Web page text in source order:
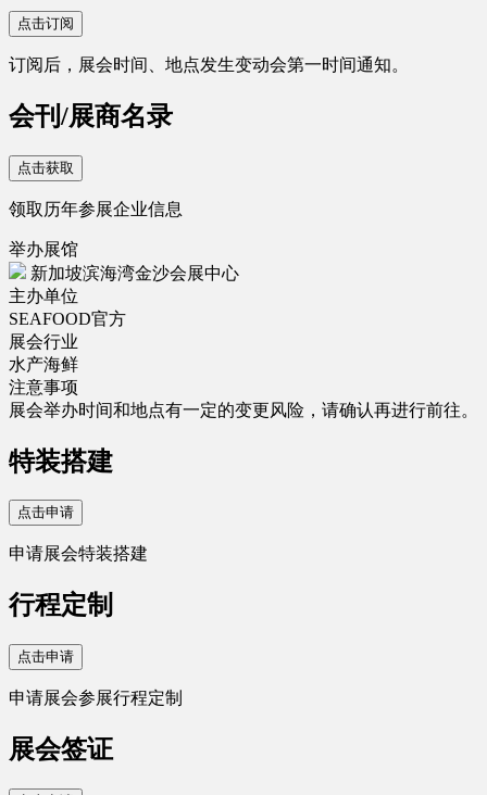
点击订阅
订阅后，展会时间、地点发生变动会第一时间通知。
会刊/展商名录
点击获取
领取历年参展企业信息
举办展馆
新加坡滨海湾金沙会展中心
主办单位
SEAFOOD官方
展会行业
水产海鲜
注意事项
展会举办时间和地点有一定的变更风险，请确认再进行前往。
特装搭建
点击申请
申请展会特装搭建
行程定制
点击申请
申请展会参展行程定制
展会签证